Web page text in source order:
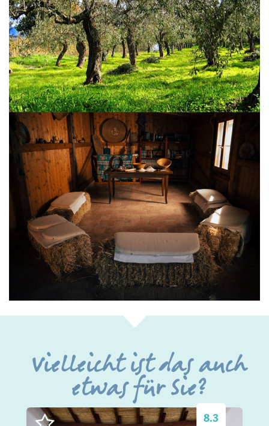
Vielleicht ist das auch
etwas für Sie?
8.3